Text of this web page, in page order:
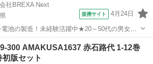
社BREXA Next
提携サイト 4月24日
池の製造！未経験活躍中★20～50代の男女活
き1R寮完備！自宅からマイカー通勤OK！無料
度あり！《徳島県板野郡松茂町》 人気の工
チウ...
300 AMAKUSA1637 赤石路代 1-12巻
初版セット